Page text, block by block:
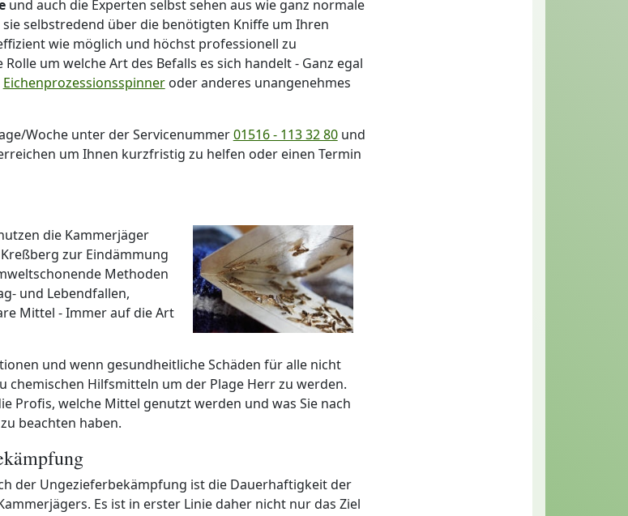
und auch die Experten selbst sehen aus wie ganz normale
selbstredend über die benötigten Kniffe um Ihren
wie möglich und höchst professionell zu
um welche Art des Befalls es sich handelt - Ganz egal
Eichenprozessionsspinneroder anderes unangenehmes
Woche unter der Servicenummer01516 - 113 32 80und
um Ihnen kurzfristig zu helfen oder einen Termin
die Kammerjäger
zur Eindämmung
Methoden
und Lebendfallen,
Mittel - Immer auf die Art
und wenn gesundheitliche Schäden für alle nicht
chemischen Hilfsmitteln um der Plage Herr zu werden.
Profis, welche Mittel genutzt werden und was Sie nach
beachten haben.
der Ungezieferbekämpfung ist die Dauerhaftigkeit der
Es ist in erster Linie daher nicht nur das Ziel